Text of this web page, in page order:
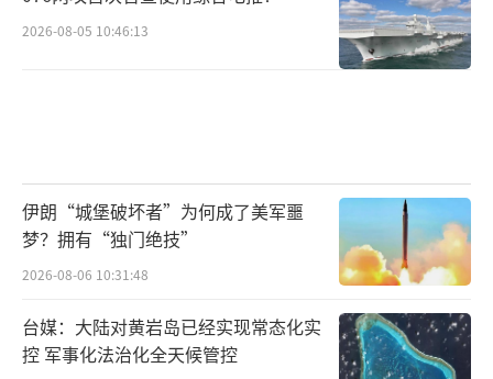
2026-08-05 10:46:13
伊朗“城堡破坏者”为何成了美军噩
梦？拥有“独门绝技”
2026-08-06 10:31:48
台媒：大陆对黄岩岛已经实现常态化实
控 军事化法治化全天候管控